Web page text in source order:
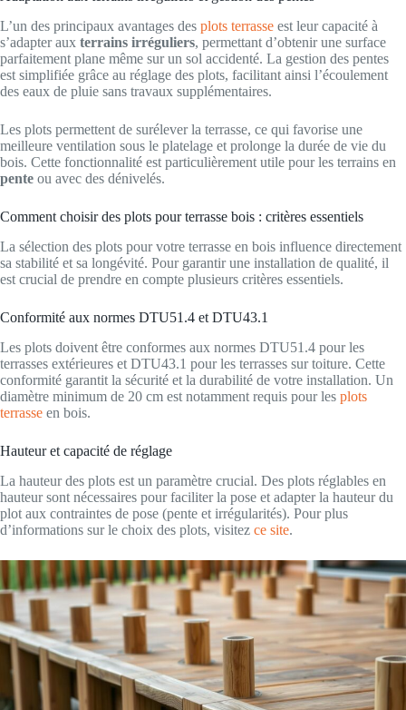
L’un des principaux avantages des plots terrasse est leur capacité à
s’adapter aux terrains irréguliers, permettant d’obtenir une surface
parfaitement plane même sur un sol accidenté. La gestion des pentes
est simplifiée grâce au réglage des plots, facilitant ainsi l’écoulement
des eaux de pluie sans travaux supplémentaires.
Les plots permettent de surélever la terrasse, ce qui favorise une
meilleure ventilation sous le platelage et prolonge la durée de vie du
bois. Cette fonctionnalité est particulièrement utile pour les terrains en
pente ou avec des dénivelés.
Comment choisir des plots pour terrasse bois : critères essentiels
La sélection des plots pour votre terrasse en bois influence directement
sa stabilité et sa longévité. Pour garantir une installation de qualité, il
est crucial de prendre en compte plusieurs critères essentiels.
Conformité aux normes DTU51.4 et DTU43.1
Les plots doivent être conformes aux normes DTU51.4 pour les
terrasses extérieures et DTU43.1 pour les terrasses sur toiture. Cette
conformité garantit la sécurité et la durabilité de votre installation. Un
diamètre minimum de 20 cm est notamment requis pour les plots
terrasse en bois.
Hauteur et capacité de réglage
La hauteur des plots est un paramètre crucial. Des plots réglables en
hauteur sont nécessaires pour faciliter la pose et adapter la hauteur du
plot aux contraintes de pose (pente et irrégularités). Pour plus
d’informations sur le choix des plots, visitez ce site.